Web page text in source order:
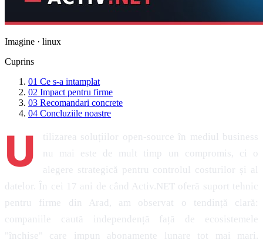
Imagine · linux
Cuprins
01 Ce s-a intamplat
02 Impact pentru firme
03 Recomandari concrete
04 Concluziile noastre
U
tilizarea soluțiilor open-source în mediul business
nu mai este de mult timp un compromis, ci o
alegere strategică pentru controlul costurilor și al
datelor. În cei 17 ani de când Activ.NET oferă suport tehnic
pentru firme din Arad, am observat o tendință clară:
companiile caută independență față de ecosistemele
"închise" care impun abonamente lunare tot mai mari.